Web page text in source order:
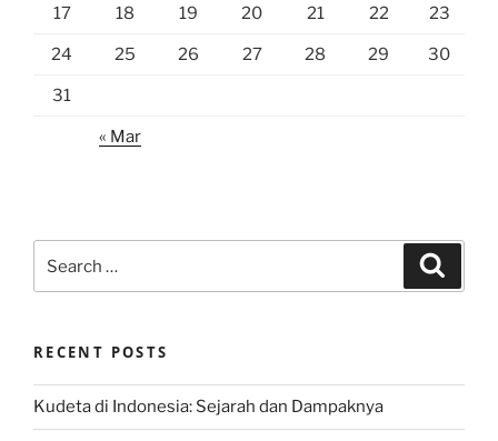
17 18 19 20 21 22 23
24 25 26 27 28 29 30
31
« Mar
for:
RECENT POSTS
Kudeta di Indonesia: Sejarah dan Dampaknya